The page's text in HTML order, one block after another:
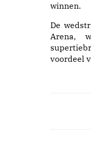
winnen.
De
Arena,
voordeel